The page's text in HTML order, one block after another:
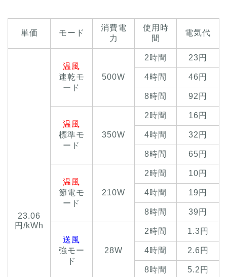
単価 モード
消費電
力
使用時
間
電気代
23.06
円/kWh
温風
速乾モ
ード
500W
2時間 23円
4時間 46円
8時間 92円
温風
標準モ
ード
350W
2時間 16円
4時間 32円
8時間 65円
温風
節電モ
ード
210W
2時間 10円
4時間 19円
8時間 39円
送風
強モー
ド
28W
2時間 1.3円
4時間 2.6円
8時間 5.2円